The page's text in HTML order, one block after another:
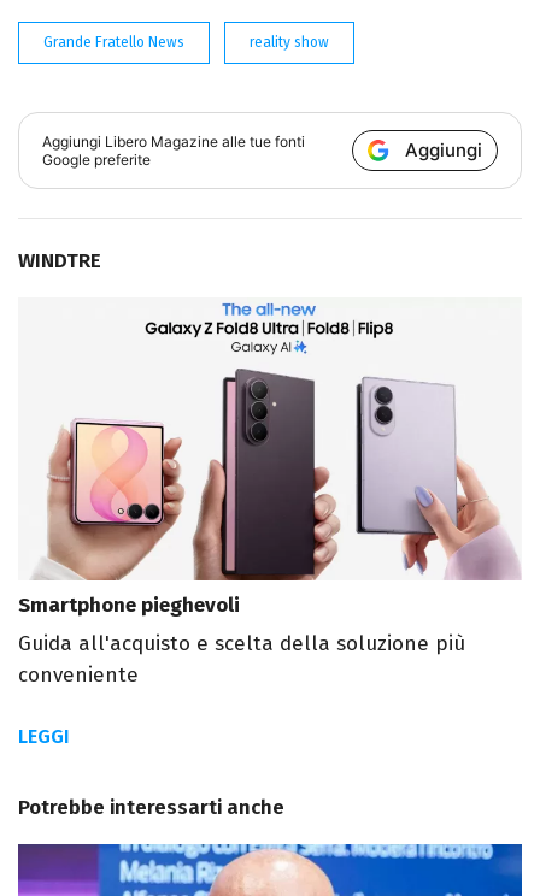
Grande Fratello News reality show
Aggiungi Libero Magazine alle tue fonti
Google preferite
Aggiungi
WINDTRE
Smartphone pieghevoli
Guida all'acquisto e scelta della soluzione più
conveniente
LEGGI
Potrebbe interessarti anche